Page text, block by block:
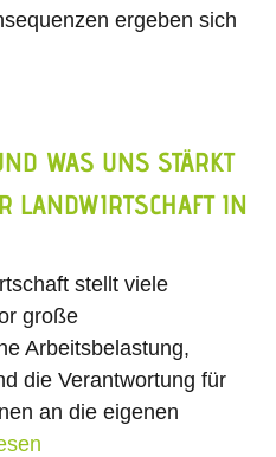
ergeben sich
WAS UNS STÄRKT
LANDWIRTSCHAFT IN
stellt viele
große
Arbeitsbelastung,
die Verantwortung für
an die eigenen